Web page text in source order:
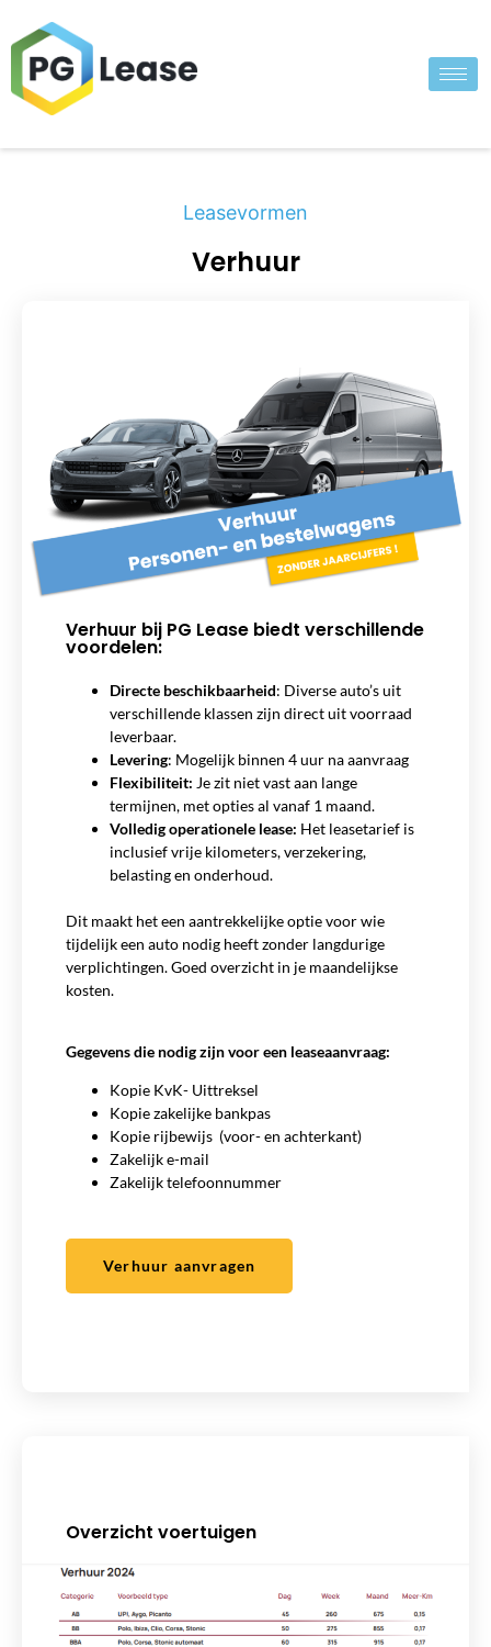
Leasevormen
Verhuur
Verhuur bij PG Lease biedt verschillende
voordelen:
Directe beschikbaarheid: Diverse auto’s uit
verschillende klassen zijn direct uit voorraad
leverbaar.
Levering: Mogelijk binnen 4 uur na aanvraag
Flexibiliteit: Je zit niet vast aan lange
termijnen, met opties al vanaf 1 maand.
Volledig operationele lease: Het leasetarief is
inclusief vrije kilometers, verzekering,
belasting en onderhoud.
Dit maakt het een aantrekkelijke optie voor wie
tijdelijk een auto nodig heeft zonder langdurige
verplichtingen. Goed overzicht in je maandelijkse
kosten.
Gegevens die nodig zijn voor een leaseaanvraag:
Kopie KvK- Uittreksel
Kopie zakelijke bankpas
Kopie rijbewijs (voor- en achterkant)
Zakelijk e-mail
Zakelijk telefoonnummer
Verhuur aanvragen
Overzicht voertuigen